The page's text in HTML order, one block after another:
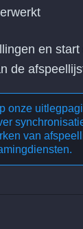
en start
de
onze
van
.